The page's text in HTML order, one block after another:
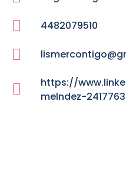
4482079510
https://
melndez-